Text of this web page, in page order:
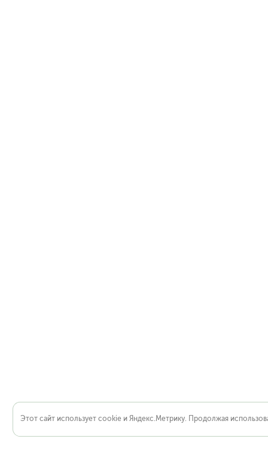
Этот сайт использует cookie и Яндекс.Метрику. Продолжая